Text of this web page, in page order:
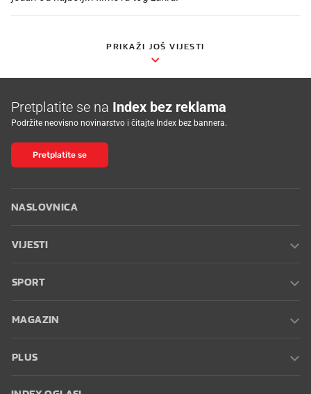
PRIKAŽI JOŠ VIJESTI
Pretplatite se na Index bez reklama
Podržite neovisno novinarstvo i čitajte Index bez bannera.
Pretplatite se
NASLOVNICA
VIJESTI
SPORT
MAGAZIN
PLUS